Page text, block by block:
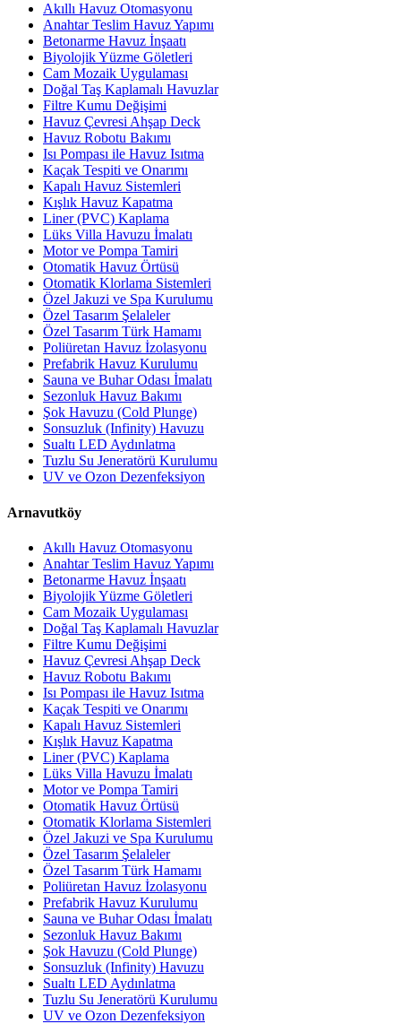
Akıllı Havuz Otomasyonu
Anahtar Teslim Havuz Yapımı
Betonarme Havuz İnşaatı
Biyolojik Yüzme Göletleri
Cam Mozaik Uygulaması
Doğal Taş Kaplamalı Havuzlar
Filtre Kumu Değişimi
Havuz Çevresi Ahşap Deck
Havuz Robotu Bakımı
Isı Pompası ile Havuz Isıtma
Kaçak Tespiti ve Onarımı
Kapalı Havuz Sistemleri
Kışlık Havuz Kapatma
Liner (PVC) Kaplama
Lüks Villa Havuzu İmalatı
Motor ve Pompa Tamiri
Otomatik Havuz Örtüsü
Otomatik Klorlama Sistemleri
Özel Jakuzi ve Spa Kurulumu
Özel Tasarım Şelaleler
Özel Tasarım Türk Hamamı
Poliüretan Havuz İzolasyonu
Prefabrik Havuz Kurulumu
Sauna ve Buhar Odası İmalatı
Sezonluk Havuz Bakımı
Şok Havuzu (Cold Plunge)
Sonsuzluk (Infinity) Havuzu
Sualtı LED Aydınlatma
Tuzlu Su Jeneratörü Kurulumu
UV ve Ozon Dezenfeksiyon
Arnavutköy
Akıllı Havuz Otomasyonu
Anahtar Teslim Havuz Yapımı
Betonarme Havuz İnşaatı
Biyolojik Yüzme Göletleri
Cam Mozaik Uygulaması
Doğal Taş Kaplamalı Havuzlar
Filtre Kumu Değişimi
Havuz Çevresi Ahşap Deck
Havuz Robotu Bakımı
Isı Pompası ile Havuz Isıtma
Kaçak Tespiti ve Onarımı
Kapalı Havuz Sistemleri
Kışlık Havuz Kapatma
Liner (PVC) Kaplama
Lüks Villa Havuzu İmalatı
Motor ve Pompa Tamiri
Otomatik Havuz Örtüsü
Otomatik Klorlama Sistemleri
Özel Jakuzi ve Spa Kurulumu
Özel Tasarım Şelaleler
Özel Tasarım Türk Hamamı
Poliüretan Havuz İzolasyonu
Prefabrik Havuz Kurulumu
Sauna ve Buhar Odası İmalatı
Sezonluk Havuz Bakımı
Şok Havuzu (Cold Plunge)
Sonsuzluk (Infinity) Havuzu
Sualtı LED Aydınlatma
Tuzlu Su Jeneratörü Kurulumu
UV ve Ozon Dezenfeksiyon